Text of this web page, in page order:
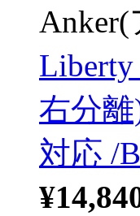
右分
対応 /